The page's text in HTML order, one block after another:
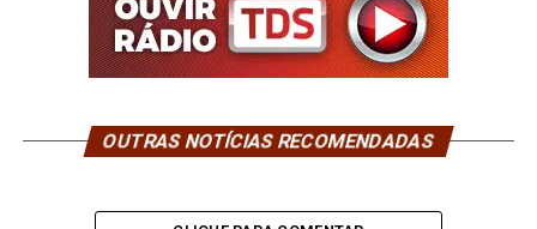
OUTRAS NOTÍCIAS RECOMENDADAS